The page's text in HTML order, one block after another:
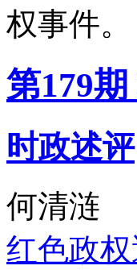
权事件。
第179
时政述评
何清涟
红色政